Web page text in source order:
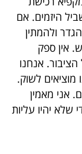
היזמים. אם
ולהמתין
אין ספק
אנחנו
לשוק.
אני מאמין
שלא יהיו עליות